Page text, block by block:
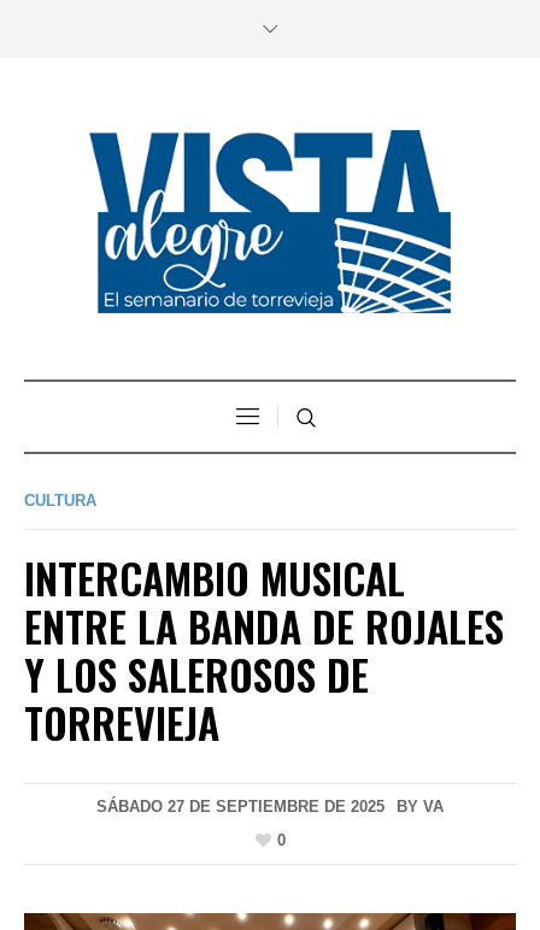
CULTURA
INTERCAMBIO MUSICAL
ENTRE LA BANDA DE ROJALES
Y LOS SALEROSOS DE
TORREVIEJA
SÁBADO 27 DE SEPTIEMBRE DE 2025 BY VA
0